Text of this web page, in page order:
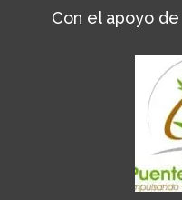
Con el apoyo de